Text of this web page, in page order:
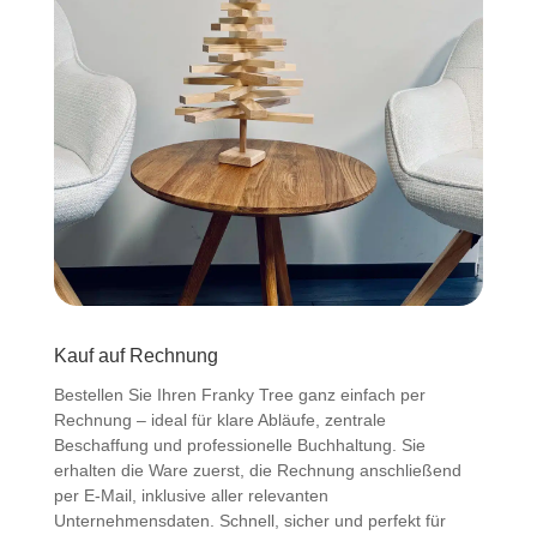
Kauf auf Rechnung
Bestellen Sie Ihren Franky Tree ganz einfach per
Rechnung – ideal für klare Abläufe, zentrale
Beschaffung und professionelle Buchhaltung. Sie
erhalten die Ware zuerst, die Rechnung anschließend
per E-Mail, inklusive aller relevanten
Unternehmensdaten. Schnell, sicher und perfekt für